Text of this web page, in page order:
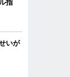
指
いが